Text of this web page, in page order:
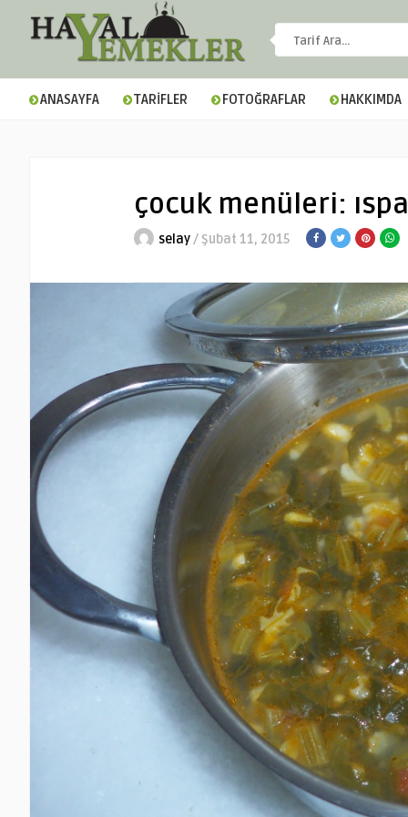
▼
ANASAYFA TARİFLER FOTOĞRAFLAR HAKKIMDA
çocuk menüleri:
selay/ Şubat 11, 2015